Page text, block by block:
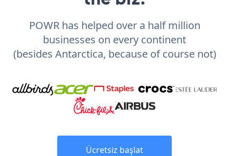
POWR has helped over a half million
businesses on every continent
(besides Antarctica, because of course not)
Ücretsiz başlat